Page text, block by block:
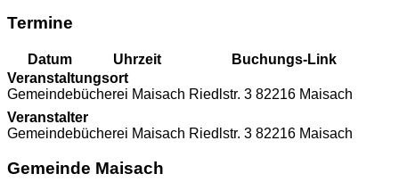
Termine
Datum Uhrzeit
Buchungs-Link
Veranstaltungsort
Gemeindebücherei Maisach Riedlstr. 3 82216 Maisach
Veranstalter
Gemeindebücherei Maisach Riedlstr. 3 82216 Maisach
Gemeinde Maisach